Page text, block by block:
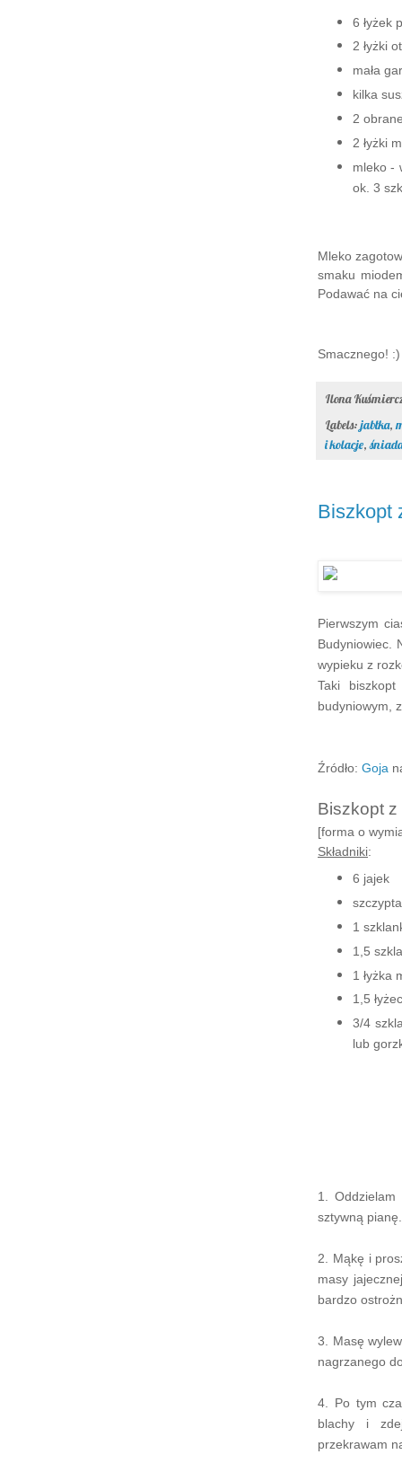
6 łyżek
2 łyżki
mała
kilka
2
2 łyżki
mleko -
ok. 3
Mleko
smaku
Podawać na
Smacznego! :)
Ilona
Labels:jabłka,
i kolacje,
Biszkopt
Pierwszym
Budyniowiec.
wypieku z
Taki
budyniowym,
Źródło: Goja
Biszkopt z
[forma o wymi
Składniki:
6 jajek
1
1,5
1 łyżka
1,5
3/4
lub
1. Oddzielam
sztywną pian
2. Mąkę i
masy
bardzo
3. Masę
nagrzanego
4. Po tym
blachy i
przekrawam